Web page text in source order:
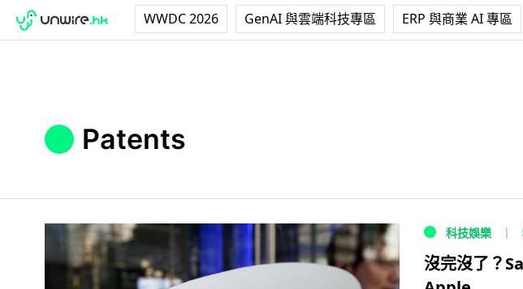
WWDC 2026 GenAI 與雲端科技專區 ERP 與商業 AI 專區
Patents
科技娛樂
沒完沒了？